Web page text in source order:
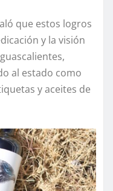
que estos logros
y la visión
al estado como
y aceites de